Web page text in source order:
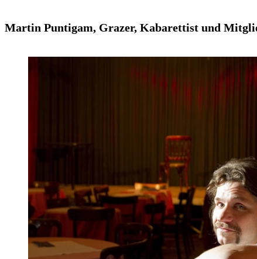
Martin Puntigam, Grazer, Kabarettist und